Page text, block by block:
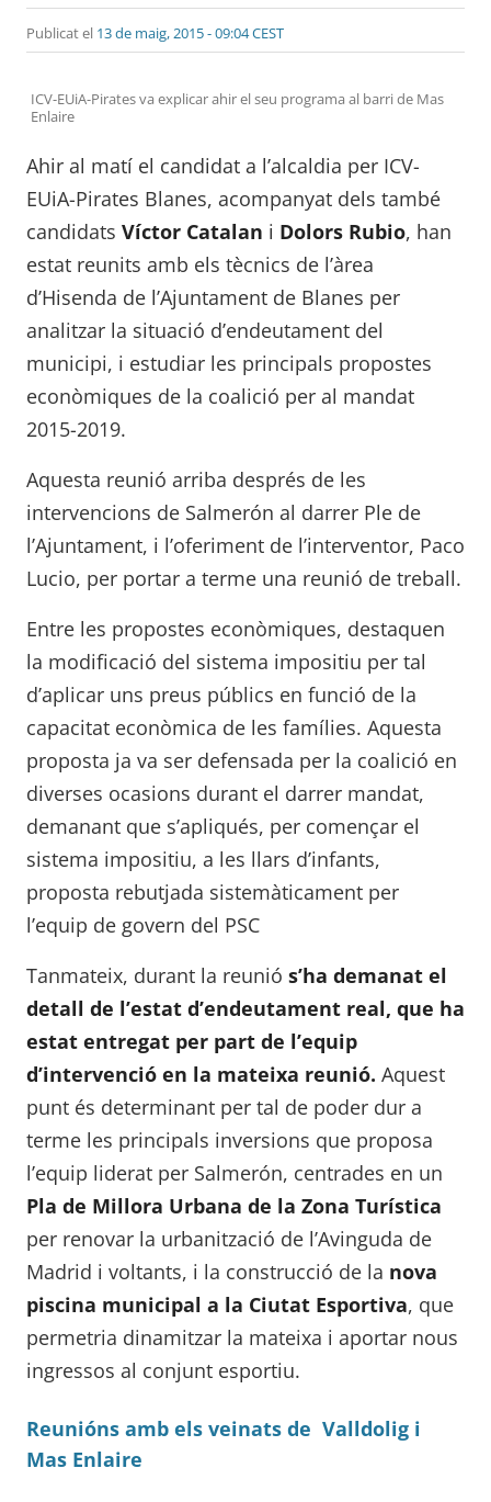
Publicat el 13 de maig, 2015 - 09:04 CEST
ICV-EUiA-Pirates va explicar ahir el seu programa al barri de Mas
Enlaire
Ahir al matí el candidat a l’alcaldia per ICV-
EUiA-Pirates Blanes, acompanyat dels també
candidats Víctor Catalan i Dolors Rubio, han
estat reunits amb els tècnics de l’àrea
d’Hisenda de l’Ajuntament de Blanes per
analitzar la situació d’endeutament del
municipi, i estudiar les principals propostes
econòmiques de la coalició per al mandat
2015-2019.
Aquesta reunió arriba després de les
intervencions de Salmerón al darrer Ple de
l’Ajuntament, i l’oferiment de l’interventor, Paco
Lucio, per portar a terme una reunió de treball.
Entre les propostes econòmiques, destaquen
la modificació del sistema impositiu per tal
d’aplicar uns preus públics en funció de la
capacitat econòmica de les famílies. Aquesta
proposta ja va ser defensada per la coalició en
diverses ocasions durant el darrer mandat,
demanant que s’apliqués, per començar el
sistema impositiu, a les llars d’infants,
proposta rebutjada sistemàticament per
l’equip de govern del PSC
Tanmateix, durant la reunió s’ha demanat el
detall de l’estat d’endeutament real, que ha
estat entregat per part de l’equip
d’intervenció en la mateixa reunió. Aquest
punt és determinant per tal de poder dur a
terme les principals inversions que proposa
l’equip liderat per Salmerón, centrades en un
Pla de Millora Urbana de la Zona Turística
per renovar la urbanització de l’Avinguda de
Madrid i voltants, i la construcció de la nova
piscina municipal a la Ciutat Esportiva, que
permetria dinamitzar la mateixa i aportar nous
ingressos al conjunt esportiu.
Reunións amb els veinats de Valldolig i
Mas Enlaire